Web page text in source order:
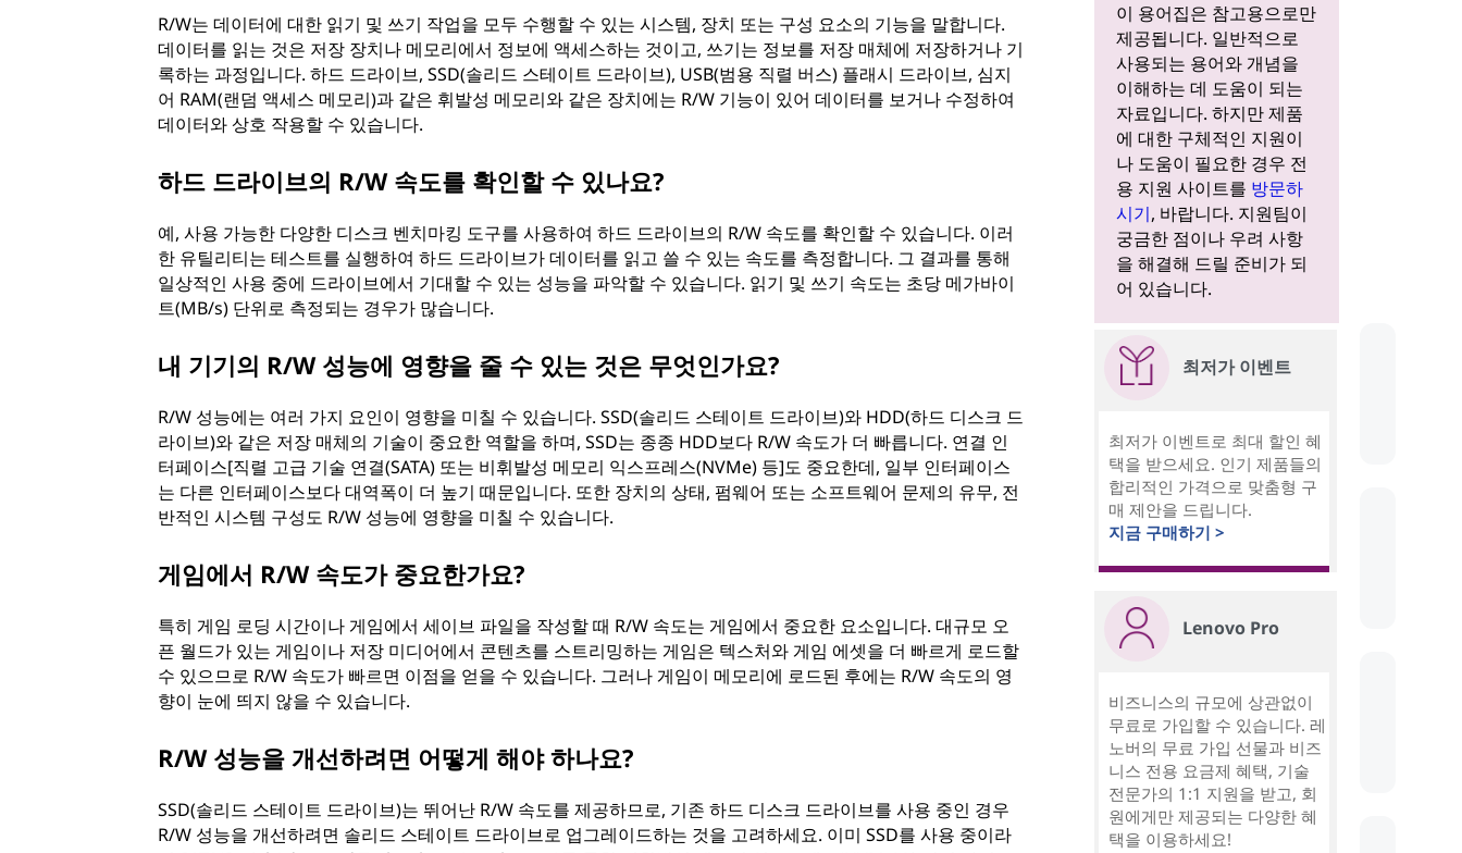
R/W는 데이터에 대한 읽기 및 쓰기 작업을 모두 수행할 수 있는 시스템, 장치 또는 구성 요소의 기능을 말합니다.
데이터를 읽는 것은 저장 장치나 메모리에서 정보에 액세스하는 것이고, 쓰기는 정보를 저장 매체에 저장하거나 기
록하는 과정입니다. 하드 드라이브, SSD(솔리드 스테이트 드라이브), USB(범용 직렬 버스) 플래시 드라이브, 심지
어 RAM(랜덤 액세스 메모리)과 같은 휘발성 메모리와 같은 장치에는 R/W 기능이 있어 데이터를 보거나 수정하여
데이터와 상호 작용할 수 있습니다.
하드 드라이브의 R/W 속도를 확인할 수 있나요?
예, 사용 가능한 다양한 디스크 벤치마킹 도구를 사용하여 하드 드라이브의 R/W 속도를 확인할 수 있습니다. 이러
한 유틸리티는 테스트를 실행하여 하드 드라이브가 데이터를 읽고 쓸 수 있는 속도를 측정합니다. 그 결과를 통해
일상적인 사용 중에 드라이브에서 기대할 수 있는 성능을 파악할 수 있습니다. 읽기 및 쓰기 속도는 초당 메가바이
트(MB/s) 단위로 측정되는 경우가 많습니다.
내 기기의 R/W 성능에 영향을 줄 수 있는 것은 무엇인가요?
R/W 성능에는 여러 가지 요인이 영향을 미칠 수 있습니다. SSD(솔리드 스테이트 드라이브)와 HDD(하드 디스크 드
라이브)와 같은 저장 매체의 기술이 중요한 역할을 하며, SSD는 종종 HDD보다 R/W 속도가 더 빠릅니다. 연결 인
터페이스[직렬 고급 기술 연결(SATA) 또는 비휘발성 메모리 익스프레스(NVMe) 등]도 중요한데, 일부 인터페이스
는 다른 인터페이스보다 대역폭이 더 높기 때문입니다. 또한 장치의 상태, 펌웨어 또는 소프트웨어 문제의 유무, 전
반적인 시스템 구성도 R/W 성능에 영향을 미칠 수 있습니다.
게임에서 R/W 속도가 중요한가요?
특히 게임 로딩 시간이나 게임에서 세이브 파일을 작성할 때 R/W 속도는 게임에서 중요한 요소입니다. 대규모 오
픈 월드가 있는 게임이나 저장 미디어에서 콘텐츠를 스트리밍하는 게임은 텍스처와 게임 에셋을 더 빠르게 로드할
수 있으므로 R/W 속도가 빠르면 이점을 얻을 수 있습니다. 그러나 게임이 메모리에 로드된 후에는 R/W 속도의 영
향이 눈에 띄지 않을 수 있습니다.
R/W 성능을 개선하려면 어떻게 해야 하나요?
SSD(솔리드 스테이트 드라이브)는 뛰어난 R/W 속도를 제공하므로, 기존 하드 디스크 드라이브를 사용 중인 경우
R/W 성능을 개선하려면 솔리드 스테이트 드라이브로 업그레이드하는 것을 고려하세요. 이미 SSD를 사용 중이라
이 용어집은 참고용으로만
제공됩니다. 일반적으로
사용되는 용어와 개념을
이해하는 데 도움이 되는
자료입니다. 하지만 제품
에 대한 구체적인 지원이
나 도움이 필요한 경우 전
용 지원 사이트를 방문하
시기, 바랍니다. 지원팀이
궁금한 점이나 우려 사항
을 해결해 드릴 준비가 되
어 있습니다.
최저가 이벤트
최저가 이벤트로 최대 할인 혜
택을 받으세요. 인기 제품들의
합리적인 가격으로 맞춤형 구
매 제안을 드립니다.
지금 구매하기 >
Lenovo Pro
비즈니스의 규모에 상관없이
무료로 가입할 수 있습니다. 레
노버의 무료 가입 선물과 비즈
니스 전용 요금제 혜택, 기술
전문가의 1:1 지원을 받고, 회
원에게만 제공되는 다양한 혜
택을 이용하세요!